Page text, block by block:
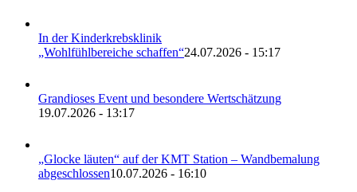
In der Kinderkrebsklinik
„Wohlfühlbereiche schaffen“24.07.2026 - 15:17
Grandioses Event und besondere Wertschätzung
19.07.2026 - 13:17
„Glocke läuten“ auf der KMT Station – Wandbemalung
abgeschlossen10.07.2026 - 16:10